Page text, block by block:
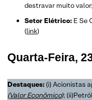
destravar muito
Setor Elétrico: E Se
(link)
Quarta-Feira,
Destaques:(i) Acionistas
(Valor Econômico);